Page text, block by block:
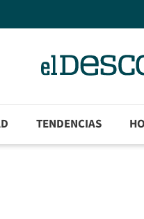
TENDENCIAS